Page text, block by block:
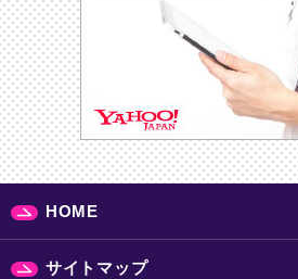
HOME
サイトマップ